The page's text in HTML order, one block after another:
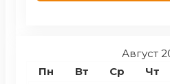
Август
Пн
Вт Ср Чт